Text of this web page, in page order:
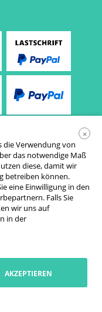
×
die Verwendung von
das notwendige Maß
diese, damit wir
betreiben können.
eine Einwilligung in den
Falls Sie
wir uns auf
in der
AKZEPTIEREN